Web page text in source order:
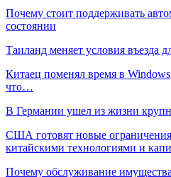
Почему стоит поддерживать
состоянии
Таиланд меняет условия въезда
Китаец поменял время в
что…
В Германии ушел из жизни
США готовят новые
китайскими технологиями и
Почему обслуживание имущества